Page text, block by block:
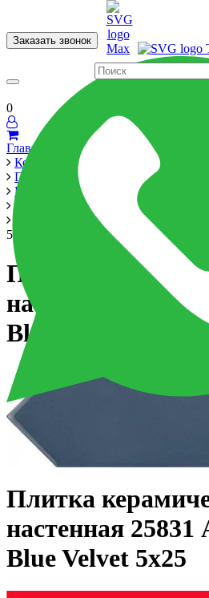
Заказать звонок
60x120 60x60 Для
0
Главная
Керамика
Производители
Equipe Cerаmicas
Arrow White
Плитка керамическая настенная
5х25
Плитка
настенная 25831
Blue Velvet 5х25
Плитка
настенная
Blue Velvet 5х25